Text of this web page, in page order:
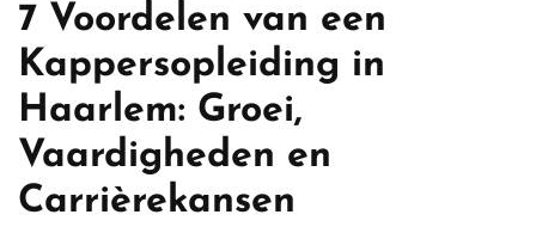
7 Voordelen van een
Kappersopleiding in
Haarlem: Groei,
Vaardigheden en
Carrièrekansen